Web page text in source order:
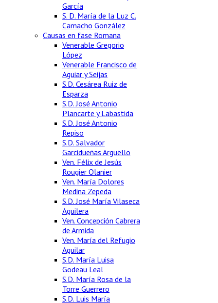
García
S. D. María de la Luz C.
Camacho González
Causas en fase Romana
Venerable Gregorio
López
Venerable Francisco de
Aguiar y Seijas
S.D. Cesárea Ruiz de
Esparza
S.D. José Antonio
Plancarte y Labastida
S.D. José Antonio
Repiso
S.D. Salvador
Garcidueñas Arguëllo
Ven. Félix de Jesús
Rougier Olanier
Ven. María Dolores
Medina Zepeda
S.D. José María Vilaseca
Aguilera
Ven. Concepción Cabrera
de Armida
Ven. María del Refugio
Aguilar
S.D. María Luisa
Godeau Leal
S.D. María Rosa de la
Torre Guerrero
S.D. Luis María